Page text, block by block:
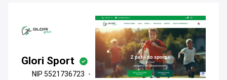
Glori Sport
NIP 5521736723